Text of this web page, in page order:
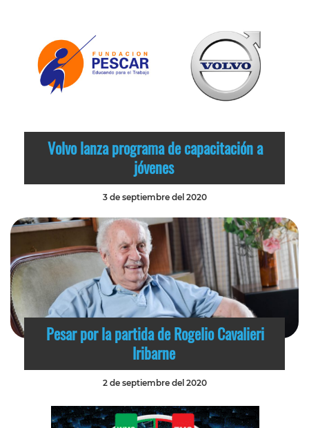
Volvo lanza programa de capacitación a
jóvenes
3 de septiembre del 2020
Pesar por la partida de Rogelio Cavalieri
Iribarne
2 de septiembre del 2020